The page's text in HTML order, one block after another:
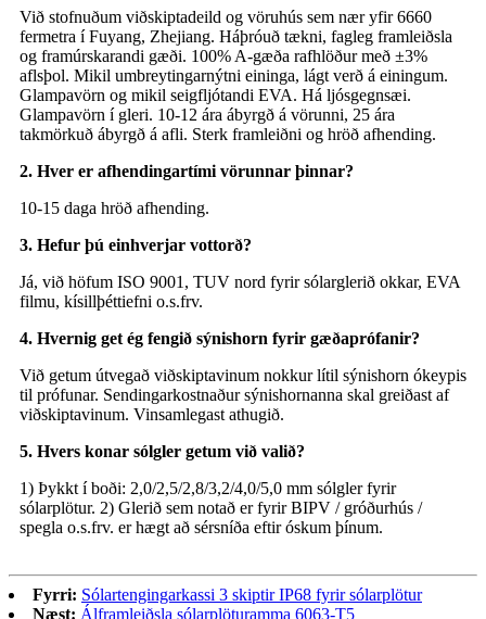
Við stofnuðum viðskiptadeild og vöruhús sem nær yfir 6660
fermetra í Fuyang, Zhejiang. Háþróuð tækni, fagleg framleiðsla
og framúrskarandi gæði. 100% A-gæða rafhlöður með ±3%
aflsþol. Mikil umbreytingarnýtni eininga, lágt verð á einingum.
Glampavörn og mikil seigfljótandi EVA. Há ljósgegnsæi.
Glampavörn í gleri. 10-12 ára ábyrgð á vörunni, 25 ára
takmörkuð ábyrgð á afli. Sterk framleiðni og hröð afhending.
2. Hver er afhendingartími vörunnar þinnar?
10-15 daga hröð afhending.
3. Hefur þú einhverjar vottorð?
Já, við höfum ISO 9001, TUV nord fyrir sólarglerið okkar, EVA
filmu, kísillþéttiefni o.s.frv.
4. Hvernig get ég fengið sýnishorn fyrir gæðaprófanir?
Við getum útvegað viðskiptavinum nokkur lítil sýnishorn ókeypis
til prófunar. Sendingarkostnaður sýnishornanna skal greiðast af
viðskiptavinum. Vinsamlegast athugið.
5. Hvers konar sólgler getum við valið?
1) Þykkt í boði: 2,0/2,5/2,8/3,2/4,0/5,0 mm sólgler fyrir
sólarplötur. 2) Glerið sem notað er fyrir BIPV / gróðurhús /
spegla o.s.frv. er hægt að sérsníða eftir óskum þínum.
Fyrri: Sólartengingarkassi 3 skiptir IP68 fyrir sólarplötur
Næst: Álframleiðsla sólarplöturamma 6063-T5